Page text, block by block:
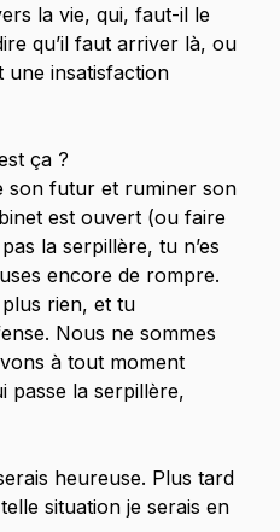
la vie, qui, faut-il le
qu’il faut arriver là, ou
insatisfaction
ça ?
son futur et ruminer son
est ouvert (ou faire
la serpillère, tu n’es
encore de rompre.
rien, et tu
Nous ne sommes
à tout moment
passe la serpillère,
heureuse. Plus tard
situation je serais en